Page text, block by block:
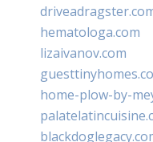
hematologa.com
lizaivanov.com
home-plow-by-